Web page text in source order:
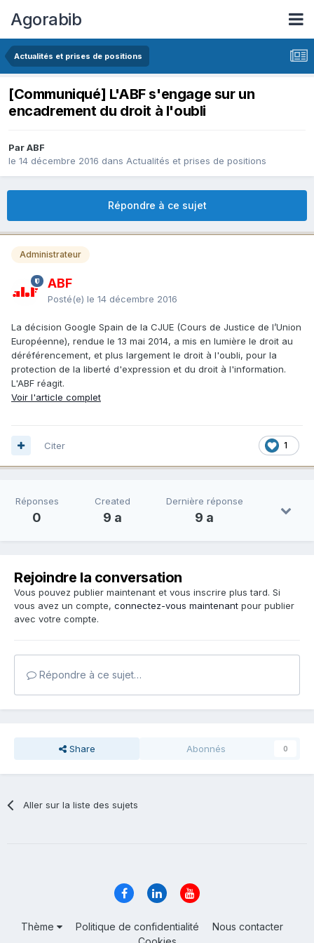
Agorabib
Actualités et prises de positions
[Communiqué] L'ABF s'engage sur un
encadrement du droit à l'oubli
Par ABF
le 14 décembre 2016 dans Actualités et prises de positions
Répondre à ce sujet
Administrateur
ABF
Posté(e) le 14 décembre 2016
La décision Google Spain de la CJUE (Cours de Justice de l’Union
Européenne), rendue le 13 mai 2014, a mis en lumière le droit au
déréférencement, et plus largement le droit à l'oubli, pour la
protection de la liberté d'expression et du droit à l'information.
L'ABF réagit.
Voir l'article complet
1
Citer
Réponses
0
Created
9 a
Dernière réponse
9 a
Rejoindre la conversation
Vous pouvez publier maintenant et vous inscrire plus tard. Si
vous avez un compte, connectez-vous maintenant pour publier
avec votre compte.
Répondre à ce sujet…
Share Abonnés 0
Aller sur la liste des sujets
Thème Politique de confidentialité
Nous contacter